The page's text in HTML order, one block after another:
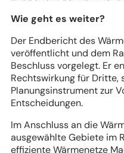
Wie geht es weiter?
Der Endbericht des
veröffentlicht und dem
Beschluss vorgelegt. Er
Rechtswirkung für
Planungsinstrument zur
Entscheidungen.
Im Anschluss an die
ausgewählte Gebiete im
effiziente Wärmenetze